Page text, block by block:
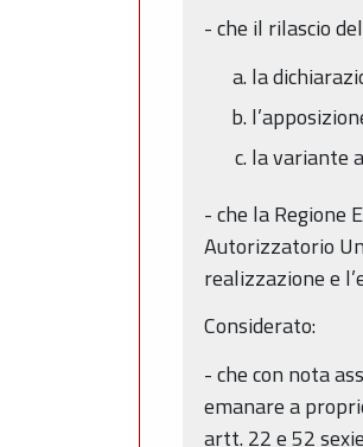
- che il rilascio
la
la variante
- che la Regione
Autorizzatorio
realizzazione e
Considerato:
- che con nota
emanare a
artt. 22 e 52